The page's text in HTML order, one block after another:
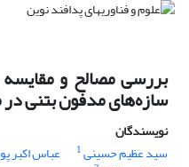
بررسی مصالح و
سازه‌های مدفون بتنی
نویسندگان
سید عظیم حسینی1 عباس اکبر